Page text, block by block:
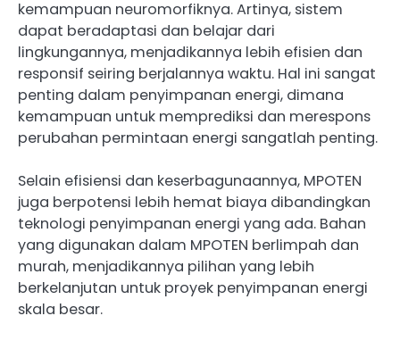
kemampuan neuromorfiknya. Artinya, sistem
dapat beradaptasi dan belajar dari
lingkungannya, menjadikannya lebih efisien dan
responsif seiring berjalannya waktu. Hal ini sangat
penting dalam penyimpanan energi, dimana
kemampuan untuk memprediksi dan merespons
perubahan permintaan energi sangatlah penting.
Selain efisiensi dan keserbagunaannya, MPOTEN
juga berpotensi lebih hemat biaya dibandingkan
teknologi penyimpanan energi yang ada. Bahan
yang digunakan dalam MPOTEN berlimpah dan
murah, menjadikannya pilihan yang lebih
berkelanjutan untuk proyek penyimpanan energi
skala besar.